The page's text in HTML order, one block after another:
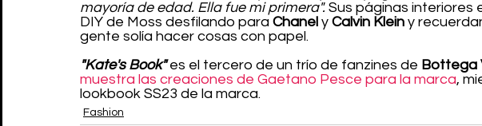
mayoría de edad. Ella fue mi primera". Sus páginas
DIY de Moss desfilando para Chanel y Calvin Klein y
gente solía hacer cosas con papel.
"Kate's Book" es el tercero de un trío de fanzines de Bottega
muestra las creaciones de Gaetano Pesce para la marca,
lookbook SS23 de la marca.
Fashion